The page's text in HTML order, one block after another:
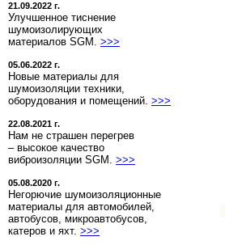
21.09.2022 г.
Улучшенное тиснение
шумоизолирующих
материалов SGM. >>>
05.06.2022 г.
Новые материалы для
шумоизоляции техники,
оборудования и помещений. >>>
22.08.2021 г.
Нам не страшен перегрев
– высокое качество
виброизоляции SGM. >>>
05.08.2020 г.
Негорючие шумоизоляционные
материалы для автомобилей,
автобусов, микроавтобусов,
катеров и яхт. >>>